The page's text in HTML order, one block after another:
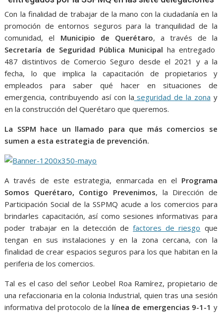
o
k
p
p
g
er
m
Con la finalidad de trabajar de la mano con la ciudadanía en la
promoción de entornos seguros para la tranquilidad de la
comunidad, el Municipio de Querétaro, a través de la
Secretaría de Seguridad Pública Municipal ha entregado
487 distintivos de Comercio Seguro desde el 2021 y a la
fecha, lo que implica la capacitación de propietarios y
empleados para saber qué hacer en situaciones de
emergencia, contribuyendo así con la seguridad de la zona y
en la construcción del Querétaro que queremos.
La SSPM hace un llamado para que más comercios se
sumen a esta estrategia de prevención.
A través de este estrategia, enmarcada en el Programa
Somos Querétaro, Contigo Prevenimos, la Dirección de
Participación Social de la SSPMQ acude a los comercios para
brindarles capacitación, así como sesiones informativas para
poder trabajar en la detección defactores de riesgo que
tengan en sus instalaciones y en la zona cercana, con la
finalidad de crear espacios seguros para los que habitan en la
periferia de los comercios.
Tal es el caso del señor Leobel Roa Ramírez, propietario de
una refaccionaria en la colonia Industrial, quien tras una sesión
informativa del protocolo de la línea de emergencias 9-1-1 y